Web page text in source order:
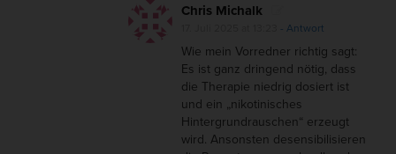
Chris Michalk
- Antwort
Wie mein Vorredner richtig sagt:
Es ist ganz dringend nötig, dass
die Therapie niedrig dosiert ist
und ein „nikotinisches
Hintergrundrauschen“ erzeugt
wird. Ansonsten desensibilisieren